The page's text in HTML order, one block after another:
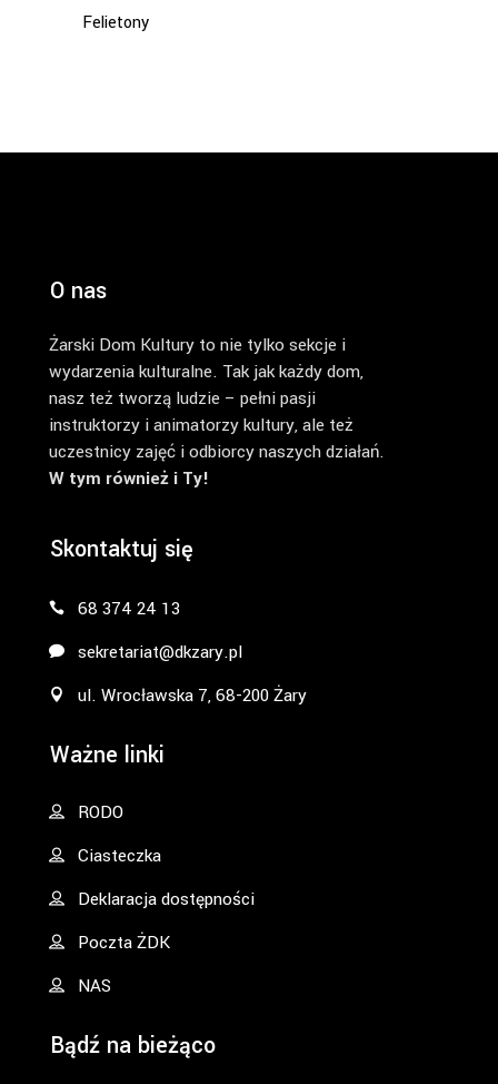
Felietony
O nas
Żarski Dom Kultury to nie tylko sekcje i
wydarzenia kulturalne. Tak jak każdy dom,
nasz też tworzą ludzie – pełni pasji
instruktorzy i animatorzy kultury, ale też
uczestnicy zajęć i odbiorcy naszych działań.
W tym również i Ty!
Skontaktuj się
68 374 24 13
sekretariat@dkzary.pl
ul. Wrocławska 7, 68-200 Żary
Ważne linki
RODO
Ciasteczka
Deklaracja dostępności
Poczta ŻDK
NAS
Bądź na bieżąco